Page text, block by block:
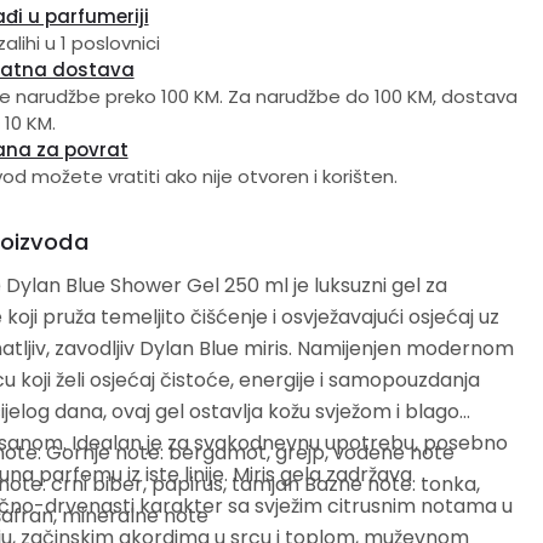
u parfumeriji
u 1 poslovnici
dostava
narudžbe preko 100 KM. Za narudžbe do 100 KM, dostava
KM.
za povrat
možete vratiti ako nije otvoren i korišten.
Blue Shower Gel 250 ml je luksuzni gel za
koji pruža temeljito čišćenje i osvježavajući osjećaj uz
zavodljiv Dylan Blue miris. Namijenjen modernom
koji želi osjećaj čistoće, energije i samopouzdanja
dana, ovaj gel ostavlja kožu svježom i blago
Idealan je za svakodnevnu upotrebu, posebno
parfemu iz iste linije. Miris gela zadržava
drvenasti karakter sa svježim citrusnim notama u
začinskim akordima u srcu i toplom, muževnom
Gornje note: bergamot, grejp, vodene note
crni biber, papirus, tamjan Bazne note: tonka,
mineralne note